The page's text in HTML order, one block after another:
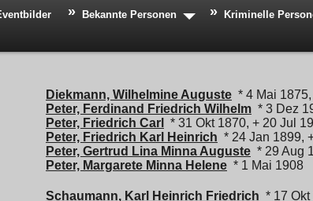
Bekannte Personen Kriminelle
Diekmann, Wilhelmine Auguste * 4 Mai
Peter, Ferdinand Friedrich Wilhelm * 3 Dez
Peter, Friedrich Carl
* 31 Okt 1870, + 20 Jul
Peter, Friedrich Karl Heinrich * 24 Jan 1899,
Peter, Gertrud Lina Minna Auguste * 29 Aug
Peter, Margarete Minna Helene * 1 Mai 1908
Schaumann, Karl Heinrich Friedrich * 17